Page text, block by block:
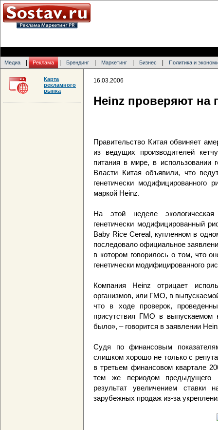
Медиа Реклама Брендинг Маркетинг Бизнес Политика и
16.03.2006
Heinz проверяют на
Правительство Китая обвиняет
из ведущих производителей
питания в мире, в использовании
Власти Китая объявили, что
генетически модифицированного
маркой Heinz.
На этой неделе
генетически модифицированный
Baby Rice Cereal, купленном в
последовало официальное
в котором говорилось о том, что
генетически модифицированного
Компания Heinz отрицает
организмов, или ГМО, в
что в ходе проверок,
присутствия ГМО в выпускаемом
было», – говорится в заявлении
Судя по финансовым
слишком хорошо не только с
в третьем финансовом квартале
тем же периодом предыдущего
результат увеличением ставки
зарубежных продаж из-за
Карта
рекламного
рынка